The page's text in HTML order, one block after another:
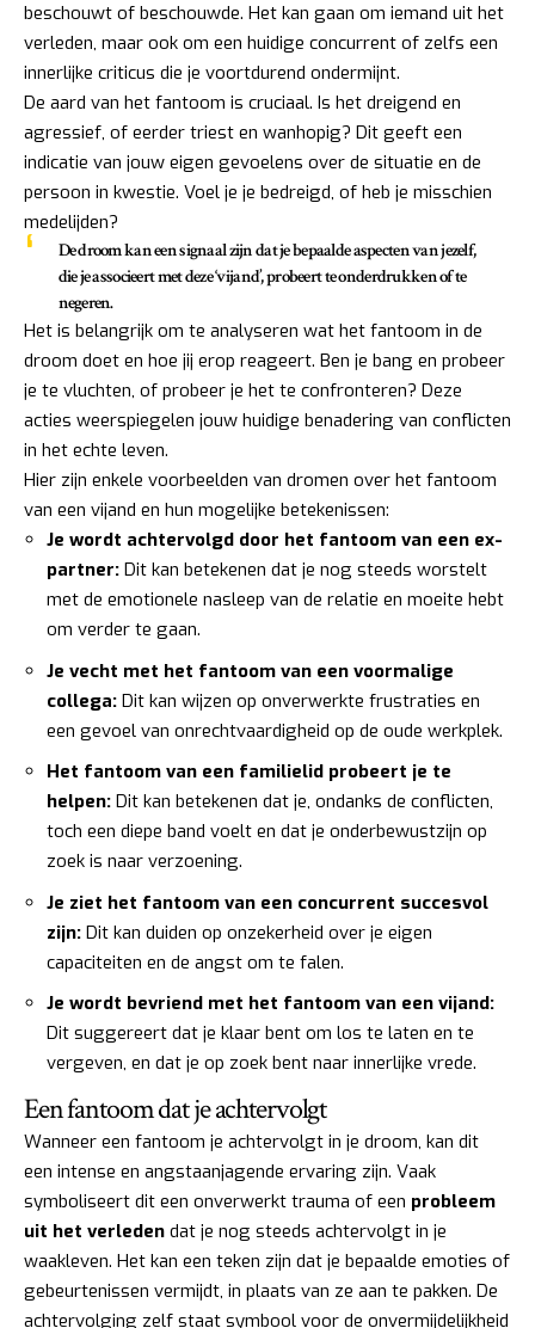
beschouwt of beschouwde. Het kan gaan om iemand uit het
verleden, maar ook om een huidige concurrent of zelfs een
innerlijke criticus die je voortdurend ondermijnt.
De aard van het fantoom is cruciaal. Is het dreigend en
agressief, of eerder triest en wanhopig? Dit geeft een
indicatie van jouw eigen gevoelens over de situatie en de
persoon in kwestie. Voel je je bedreigd, of heb je misschien
medelijden?
De droom kan een signaal zijn dat je bepaalde aspecten van jezelf,
die je associeert met deze ‘vijand’, probeert te onderdrukken of te
negeren.
Het is belangrijk om te analyseren wat het fantoom in de
droom doet en hoe jij erop reageert. Ben je bang en probeer
je te vluchten, of probeer je het te confronteren? Deze
acties weerspiegelen jouw huidige benadering van conflicten
in het echte leven.
Hier zijn enkele voorbeelden van dromen over het fantoom
van een vijand en hun mogelijke betekenissen:
Je wordt achtervolgd door het fantoom van een ex-
partner: Dit kan betekenen dat je nog steeds worstelt
met de emotionele nasleep van de relatie en moeite hebt
om verder te gaan.
Je vecht met het fantoom van een voormalige
collega: Dit kan wijzen op onverwerkte frustraties en
een gevoel van onrechtvaardigheid op de oude werkplek.
Het fantoom van een familielid probeert je te
helpen: Dit kan betekenen dat je, ondanks de conflicten,
toch een diepe band voelt en dat je onderbewustzijn op
zoek is naar verzoening.
Je ziet het fantoom van een concurrent succesvol
zijn: Dit kan duiden op onzekerheid over je eigen
capaciteiten en de angst om te falen.
Je wordt bevriend met het fantoom van een vijand:
Dit suggereert dat je klaar bent om los te laten en te
vergeven, en dat je op zoek bent naar innerlijke vrede.
Een fantoom dat je achtervolgt
Wanneer een fantoom je achtervolgt in je droom, kan dit
een intense en angstaanjagende ervaring zijn. Vaak
symboliseert dit een onverwerkt trauma of een probleem
uit het verleden dat je nog steeds achtervolgt in je
waakleven. Het kan een teken zijn dat je bepaalde emoties of
gebeurtenissen vermijdt, in plaats van ze aan te pakken. De
achtervolging zelf staat symbool voor de onvermijdelijkheid